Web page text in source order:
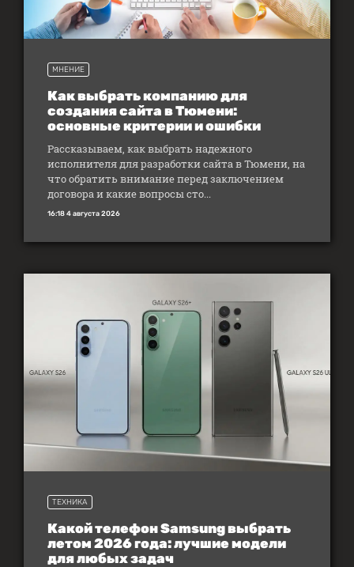
МНЕНИЕ
Как выбрать компанию для
создания сайта в Тюмени:
основные критерии и ошибки
Рассказываем, как выбрать надежного
исполнителя для разработки сайта в Тюмени, на
что обратить внимание перед заключением
договора и какие вопросы сто...
16:18 4 августа 2026
ТЕХНИКА
Какой телефон Samsung выбрать
летом 2026 года: лучшие модели
для любых задач